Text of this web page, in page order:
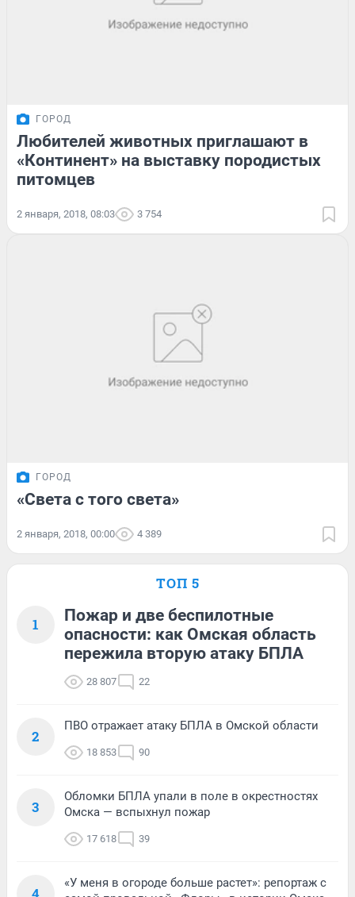
ГОРОД
Любителей животных приглашают в
«Континент» на выставку породистых
питомцев
2 января, 2018, 08:03 3 754
ГОРОД
«Света с того света»
2 января, 2018, 00:00 4 389
ТОП 5
1
Пожар и две беспилотные
опасности: как Омская область
пережила вторую атаку БПЛА
28 807 22
2
ПВО отражает атаку БПЛА в Омской области
18 853 90
3
Обломки БПЛА упали в поле в окрестностях
Омска — вспыхнул пожар
17 618 39
«У меня в огороде больше растет»: репортаж с